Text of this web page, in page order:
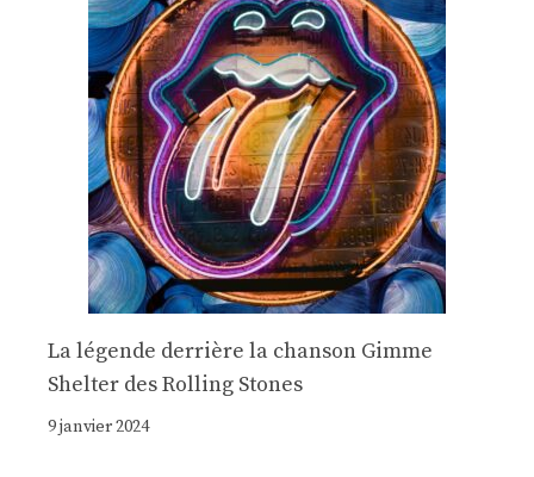
La légende derrière la chanson Gimme
Shelter des Rolling Stones
9 janvier 2024